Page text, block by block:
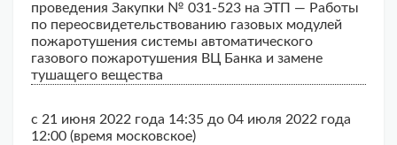
проведения Закупки № 031-523 на ЭТП — Работы
по переосвидетельствованию газовых модулей
пожаротушения системы автоматического
газового пожаротушения ВЦ Банка и замене
тушащего вещества
с 21 июня 2022 года 14:35 до 04 июля 2022 года
12:00 (время московское)